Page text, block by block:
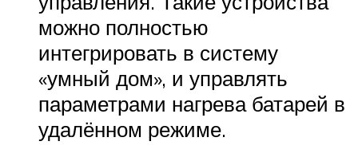
можно полностью
интегрировать в систему
«умный дом», и управлять
параметрами нагрева батарей в
удалённом режиме.